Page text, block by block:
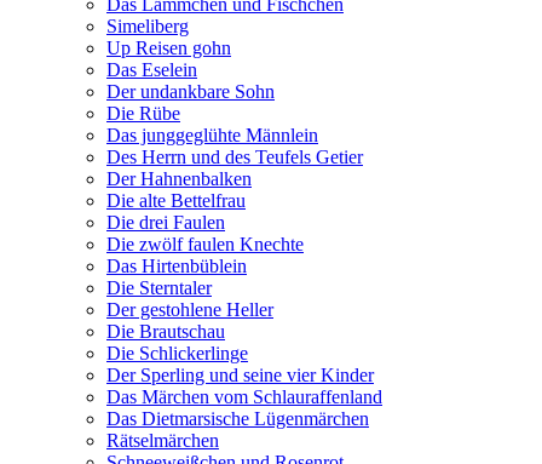
Das Lämmchen und Fischchen
Simeliberg
Up Reisen gohn
Das Eselein
Der undankbare Sohn
Die Rübe
Das junggeglühte Männlein
Des Herrn und des Teufels Getier
Der Hahnenbalken
Die alte Bettelfrau
Die drei Faulen
Die zwölf faulen Knechte
Das Hirtenbüblein
Die Sterntaler
Der gestohlene Heller
Die Brautschau
Die Schlickerlinge
Der Sperling und seine vier Kinder
Das Märchen vom Schlauraffenland
Das Dietmarsische Lügenmärchen
Rätselmärchen